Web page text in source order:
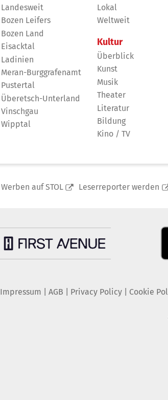
Landesweit
Bozen Leifers
Bozen Land
Eisacktal
Ladinien
Meran-Burggrafenamt
Pustertal
Überetsch-Unterland
Vinschgau
Wipptal
Lokal
Weltweit
Kultur
Überblick
Kunst
Musik
Theater
Literatur
Bildung
Kino / TV
Werben auf STOL Leserreporter werden
Impressum AGB Privacy Policy| Cookie